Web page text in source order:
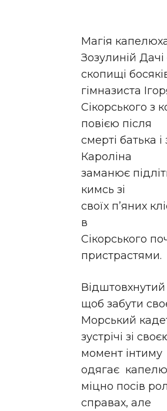
Магія
Зозулиній
скопищі
гімназиста
Сікорського з
повією після
смерті батька
Кароліна
заманює
кимсь зі
своїх п’яних
в
Сікорського
пристрастями.
Відштовхнутий
щоб забути
Морський
зустрічі зі
момент інтиму
одягає
міцно посів
справах, але